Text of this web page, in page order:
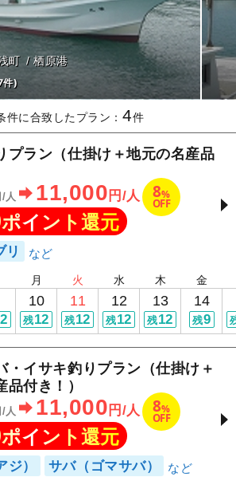
町 栖原港
件)
件に合致したプラン：4件
プラン（仕掛け＋地元の名産品
人 11,000 円/人 8%
OFF
ポイント還元
リ
月
10
残12
火
11
残12
水
12
残12
木
13
残12
金
14
残9
・イサキ釣りプラン（仕掛け＋
品付き！）
人 11,000 円/人 8%
OFF
ポイント還元
ジ） サバ（ゴマサバ）